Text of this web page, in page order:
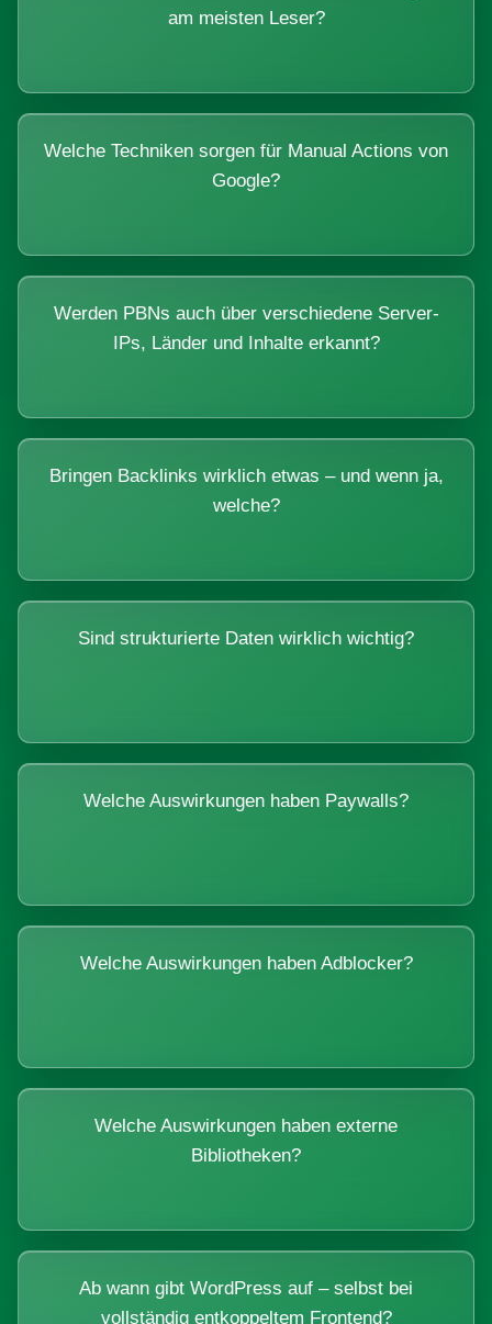
am meisten Leser?
Welche Techniken sorgen für Manual Actions von
Google?
Werden PBNs auch über verschiedene Server-
IPs, Länder und Inhalte erkannt?
Bringen Backlinks wirklich etwas – und wenn ja,
welche?
Sind strukturierte Daten wirklich wichtig?
Welche Auswirkungen haben Paywalls?
Welche Auswirkungen haben Adblocker?
Welche Auswirkungen haben externe
Bibliotheken?
Ab wann gibt WordPress auf – selbst bei
vollständig entkoppeltem Frontend?